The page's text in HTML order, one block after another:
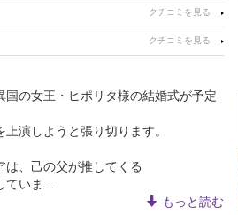
の女王・ヒポリタ様の結婚式が予定
演しようと張り切ります。
は、己の父が推してくる
いま...
もっと読む